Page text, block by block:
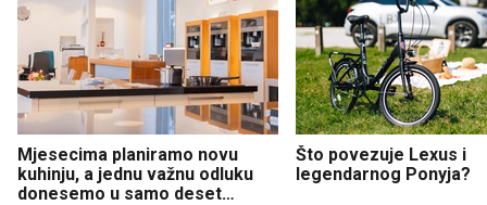
Mjesecima planiramo novu
kuhinju, a jednu važnu odluku
donesemo u samo deset
Što povezuje Lexus i
legendarnog Ponyja?